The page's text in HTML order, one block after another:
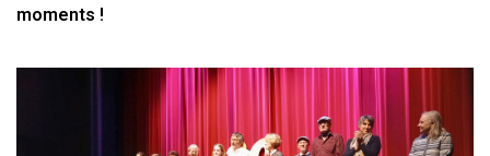
moments !